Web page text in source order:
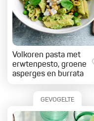
Volkoren pasta met
erwtenpesto, groene
asperges en burrata
GEVOGELTE